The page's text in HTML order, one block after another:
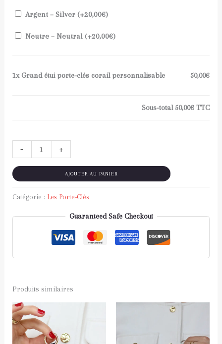
Argent – Silver (+20,00€)
Neutre – Neutral (+20,00€)
1x Grand étui porte-clés corail personnalisable 50,00€
Sous-total 50,00€ TTC
- +
AJOUTER AU PANIER
Catégorie : Les Porte-Clés
Guaranteed Safe Checkout
Produits similaires